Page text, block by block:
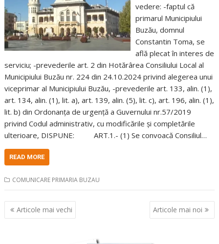
vedere: -faptul că
primarul Municipiului
Buzău, domnul
Constantin Toma, se
află plecat în interes de
serviciu; -prevederile art. 2 din Hotărârea Consiliului Local al
Municipiului Buzău nr. 224 din 24.10.2024 privind alegerea unui
viceprimar al Municipiului Buzău, -prevederile art. 133, alin. (1),
art. 134, alin. (1), lit. a), art. 139, alin. (5), lit. c), art. 196, alin. (1),
lit. b) din Ordonanța de urgență a Guvernului nr.57/2019
privind Codul administrativ, cu modificările și completările
ulterioare, DISPUNE: ART.1.- (1) Se convoacă Consiliul…
READ MORE
COMUNICARE PRIMARIA BUZAU
Navigare
în
Articole mai vechi Articole mai noi